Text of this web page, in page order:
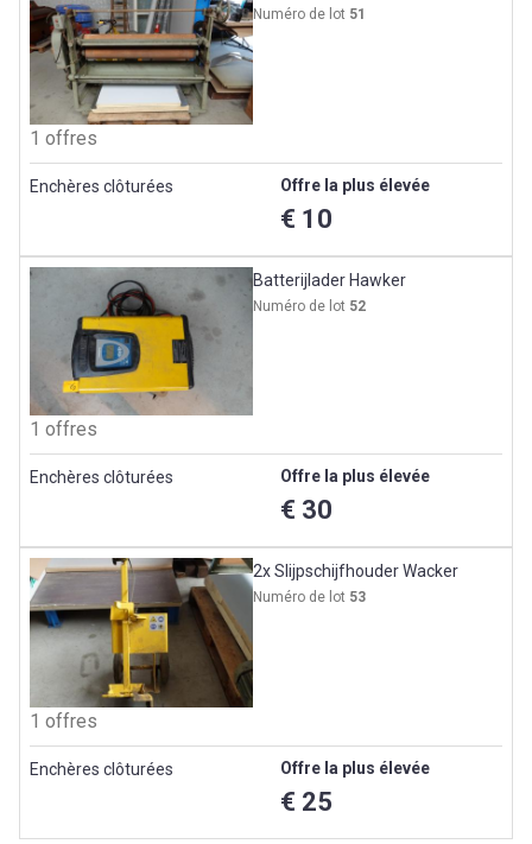
Numéro de lot 51
1 offres
Enchères clôturées Offre la plus élevée
€ 10
Batterijlader Hawker
Numéro de lot 52
1 offres
Enchères clôturées Offre la plus élevée
€ 30
2x Slijpschijfhouder Wacker
Numéro de lot 53
1 offres
Enchères clôturées Offre la plus élevée
€ 25